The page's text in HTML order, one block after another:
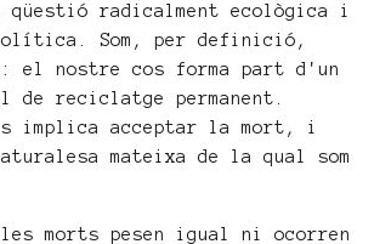
qüestió radicalment ecològica i
política. Som, per definició,
el nostre cos forma part d'un
de reciclatge permanent.
implica acceptar la mort, i
mateixa de la qual som
morts pesen igual ni ocorren